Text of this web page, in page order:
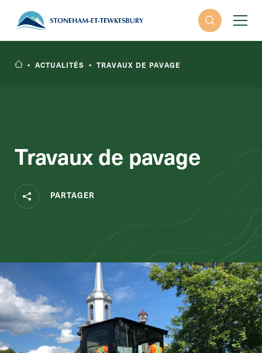
RECHERCHER
• ACTUALITÉS • TRAVAUX DE PAVAGE
Travaux de pavage
PARTAGER